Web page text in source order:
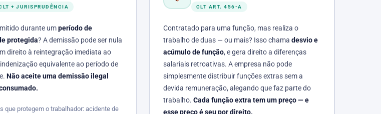
+ JURISPRUDÊNCIA
durante umperíodo de
protegida? A demissão pode ser nula
direito à reintegração imediata ao
equivalente ao período de
Não aceite uma demissão ilegal
que protegem o trabalhador: acidente de
CLT ART. 456-A
Contratado para uma função, mas realiza o
trabalho de duas — ou mais? Isso chama desvio e
acúmulo de função, e gera direito a diferenças
salariais retroativas. A empresa não pode
simplesmente distribuir funções extras sem a
devida remuneração, alegando que faz parte do
trabalho. Cada função extra tem um preço — e
esse preço é seu por direito.